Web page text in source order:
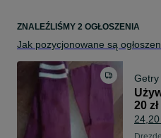
ZNALEŹLIŚMY 2 OGŁOSZENIA
Jak pozycjonowane są
Getry
20 zł
24,20